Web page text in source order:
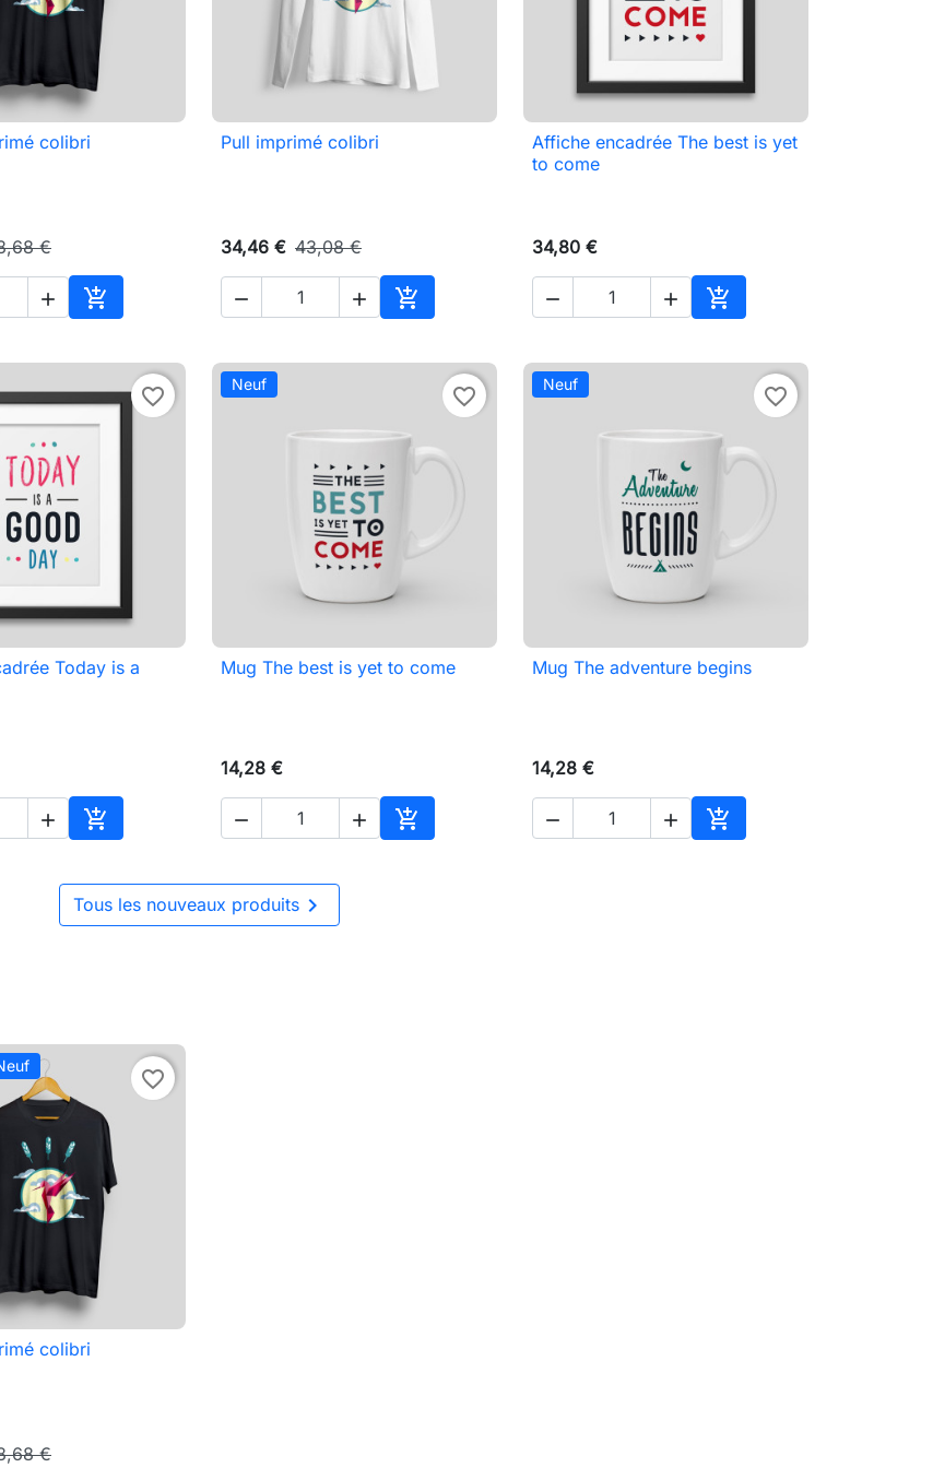
Aperçu rapide
colibri
€
 
Ajouter au panier
 Aperçu rapide
Pull imprimé colibri
34,46 € 43,08 €
  
Ajouter au panier
 Aperçu rapide
Affiche encadrée The best is yet
to come
34,80 €
  
Ajouter au panier
favorite_border
rapide
Today is a
 
Ajouter au panier
Neuf favorite_border
 Aperçu rapide
Mug The best is yet to come
14,28 €
  
Ajouter au panier
Neuf favorite_border
 Aperçu rapide
Mug The adventure begins
14,28 €
  
Ajouter au panier
Tous les nouveaux produits
favorite_border
Aperçu rapide
colibri
€